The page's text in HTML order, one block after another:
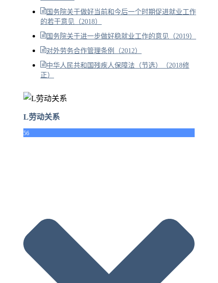
国务院关于做好当前和今后一个时期促进就业工作
的若干意见（2018）
国务院关于进一步做好稳就业工作的意见（2019）
对外劳务合作管理条例（2012）
中华人民共和国残疾人保障法（节选）（2018修
正）
L劳动关系
56